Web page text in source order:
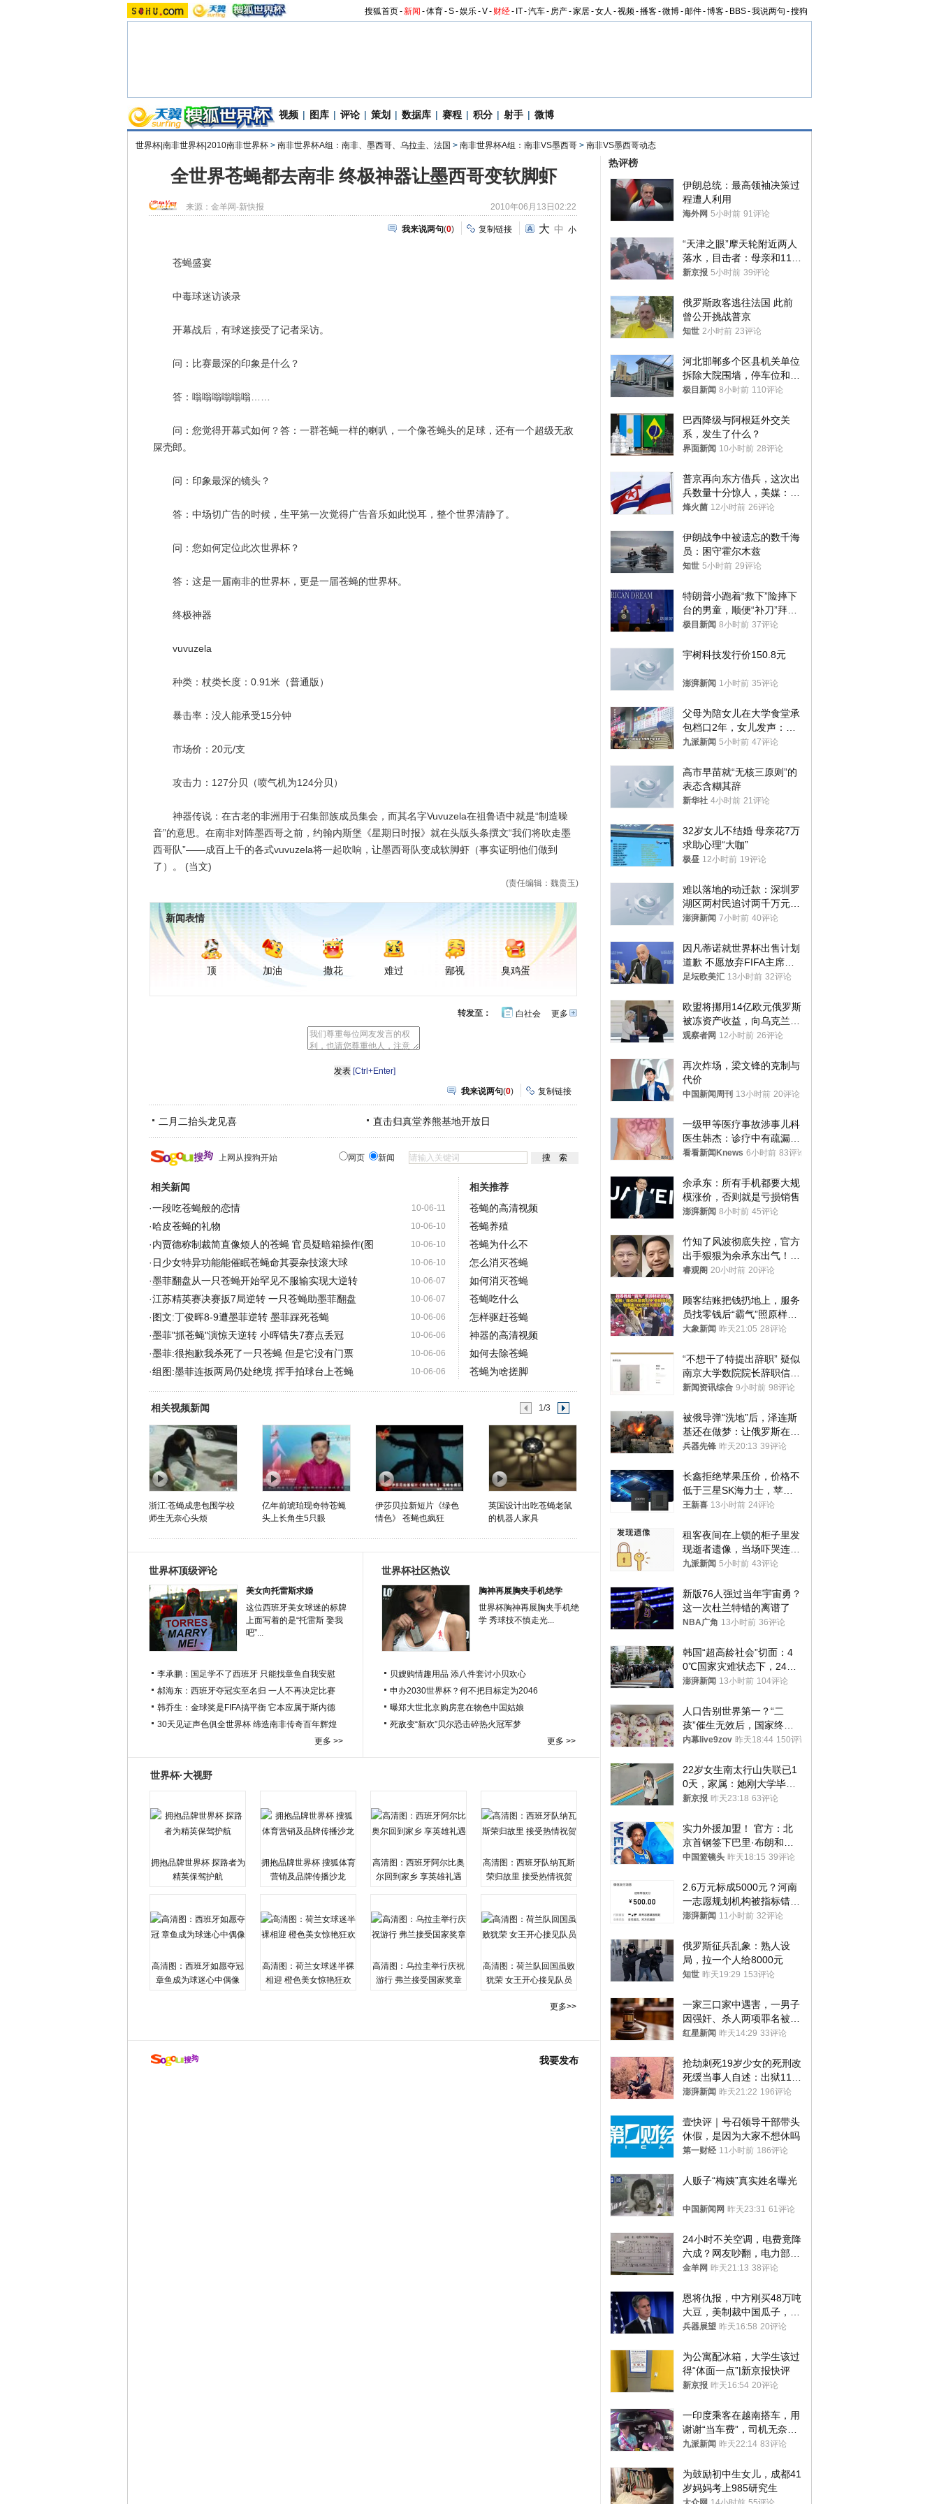
搜狐首页-新闻 -体育-S-娱乐-V- 财经- IT-汽车- 房产-家居-女人 -视频-播客-微博-邮件-博客- BBS-我说两句 -搜狗
视频 | 图库 | 评论 | 策划 | 数据库 | 赛程 | 积分 | 射手 | 微博
世界杯|南非世界杯|2010南非世界杯 > 南非世界杯A组：南非、墨西哥、乌拉圭、法国 > 南非世界杯A组：南非VS墨西哥 > 南非VS墨西哥动态
全世界苍蝇都去南非 终极神器让墨西哥变软脚虾
来源： 金羊网-新快报 2010年06月13日02:22
我来说两句(0) 复制链接 大 中 小
苍蝇盛宴
中毒球迷访谈录
开幕战后，有球迷接受了记者采访。
问：比赛最深的印象是什么？
答：嗡嗡嗡嗡嗡嗡……
问：您觉得开幕式如何？答：一群苍蝇一样的喇叭，一个像苍蝇头的足球，还有一个超级无敌
屎壳郎。
问：印象最深的镜头？
答：中场切广告的时候，生平第一次觉得广告音乐如此悦耳，整个世界清静了。
问：您如何定位此次世界杯？
答：这是一届南非的世界杯，更是一届苍蝇的世界杯。
终极神器
vuvuzela
种类：杖类长度：0.91米（普通版）
暴击率：没人能承受15分钟
市场价：20元/支
攻击力：127分贝（喷气机为124分贝）
神器传说：在古老的非洲用于召集部族成员集会，而其名字Vuvuzela在祖鲁语中就是“制造噪
音”的意思。在南非对阵墨西哥之前，约翰内斯堡《星期日时报》就在头版头条撰文“我们将吹走墨
西哥队”——成百上千的各式vuvuzela将一起吹响，让墨西哥队变成软脚虾（事实证明他们做到
了）。 (当文)
(责任编辑：魏贵玉)
新闻表情
顶 加油 撒花 难过 鄙视 臭鸡蛋
更多开
转发至： 白社会
[Ctrl+Enter]
我来说两句(0) 复制链接
二月二抬头龙见喜 直击归真堂养熊基地开放日
上网从搜狗开始 网页 新闻
相关新闻
10-06-11
·一段吃苍蝇般的恋情
10-06-10
·哈皮苍蝇的礼物
10-06-10
·内贾德称制裁简直像烦人的苍蝇 官员疑暗箱操作(图
10-06-10
· 日少女特异功能能催眠苍蝇命其耍杂技滚大球
10-06-07
·墨菲翻盘从一只苍蝇开始罕见不服输实现大逆转
10-06-07
·江苏精英赛决赛扳7局逆转 一只苍蝇助墨菲翻盘
10-06-06
· 图文:丁俊晖8-9遭墨菲逆转 墨菲踩死苍蝇
10-06-06
·墨菲"抓苍蝇"演惊天逆转 小晖错失7赛点丢冠
10-06-06
·墨菲:很抱歉我杀死了一只苍蝇 但是它没有门票
10-06-06
·组图:墨菲连扳两局仍处绝境 挥手拍球台上苍蝇
相关推荐
苍蝇的高清视频
苍蝇养殖
苍蝇为什么不
怎么消灭苍蝇
如何消灭苍蝇
苍蝇吃什么
怎样驱赶苍蝇
神器的高清视频
如何去除苍蝇
苍蝇为啥搓脚
相关视频新闻 1/3
浙江:苍蝇成患包围学校
师生无奈心头烦
亿年前琥珀现奇特苍蝇
头上长角生5只眼
伊莎贝拉新短片《绿色
情色》 苍蝇也疯狂
英国设计出吃苍蝇老鼠
的机器人家具
世界杯顶级评论
美女向托雷斯求婚
这位西班牙美女球迷的标牌
上面写着的是“托雷斯 娶我
吧”...
李承鹏：国足学不了西班牙 只能找章鱼自我安慰
郝海东：西班牙夺冠实至名归 一人不再决定比赛
韩乔生：金球奖是FIFA搞平衡 它本应属于斯内德
30天见证声色俱全世界杯 缔造南非传奇百年辉煌
更多 >>
世界杯社区热议
胸神再展胸夹手机绝学
世界杯胸神再展胸夹手机绝
学 秀球技不慎走光...
贝嫂购情趣用品 添八件套讨小贝欢心
申办2030世界杯？何不把目标定为2046
曝郑大世北京购房意在物色中国姑娘
死敌变“新欢”贝尔恐击碎热火冠军梦
更多 >>
世界杯·大视野
拥抱品牌世界杯 探路者为
精英保驾护航
拥抱品牌世界杯 搜狐体育
营销及品牌传播沙龙
高清图：西班牙阿尔比奥
尔回到家乡 享英雄礼遇
高清图：西班牙队纳瓦斯
荣归故里 接受热情祝贺
高清图：西班牙如愿夺冠
章鱼成为球迷心中偶像
高清图：荷兰女球迷半裸
相迎 橙色美女惊艳狂欢
高清图：乌拉圭举行庆祝
游行 弗兰接受国家奖章
高清图：荷兰队回国虽败
犹荣 女王开心接见队员
更多>>
我要发布
热评榜
伊朗总统：最高领袖决策过
程遭人利用
海外网 5小时前 91评论
“天津之眼”摩天轮附近两人
落水，目击者：母亲和11岁
儿子先后被打捞上岸
新京报 5小时前 39评论
俄罗斯政客逃往法国 此前
曾公开挑战普京
知世 2小时前 23评论
河北邯郸多个区县机关单位
拆除大院围墙，停车位和厕
所免费开放，当地多部门回
极目新闻 8小时前 110评论
巴西降级与阿根廷外交关
系，发生了什么？
界面新闻 10小时前 28评论
普京再向东方借兵，这次出
兵数量十分惊人，美媒：俄
朝要动真格？
烽火菌 12小时前 26评论
伊朗战争中被遗忘的数千海
员：困守霍尔木兹
知世 5小时前 29评论
特朗普小跑着“救下”险摔下
台的男童，顺便“补刀”拜
登：“我可不想他像拜登一
极目新闻 8小时前 37评论
宇树科技发行价150.8元
澎湃新闻 1小时前 35评论
父母为陪女儿在大学食堂承
包档口2年，女儿发声：初
衷是为了陪伴，毕业后将不
九派新闻 5小时前 47评论
高市早苗就“无核三原则”的
表态含糊其辞
新华社 4小时前 21评论
32岁女儿不结婚 母亲花7万
求助心理“大咖”
极昼 12小时前 19评论
难以落地的动迁款：深圳罗
湖区两村民追讨两千万元动
迁款八年未果
澎湃新闻 7小时前 40评论
因凡蒂诺就世界杯出售计划
道歉 不愿放弃FIFA主席职
位
足坛欧美汇 13小时前 32评论
欧盟将挪用14亿欧元俄罗斯
被冻资产收益，向乌克兰提
供援助
观察者网 12小时前 26评论
再次炸场，梁文锋的克制与
代价
中国新闻周刊 13小时前 20评论
一级甲等医疗事故涉事儿科
医生韩杰：诊疗中有疏漏，
我认错，但不能认罪
看看新闻Knews 6小时前 83评论
余承东：所有手机都要大规
模涨价，否则就是亏损销售
澎湃新闻 8小时前 45评论
竹知了风波彻底失控，官方
出手狠狠为余承东出气！雷
军果然没说错
睿观阁 20小时前 20评论
顾客结账把钱扔地上，服务
员找零钱后“霸气”照原样扔
回去
大象新闻 昨天21:05 28评论
“不想干了特提出辞职” 疑似
南京大学数院院长辞职信流
传 院方回应
新闻资讯综合 9小时前 98评论
被俄导弹“洗地”后，泽连斯
基还在做梦：让俄罗斯在冬
季前求和？
兵器先锋 昨天20:13 39评论
长鑫拒绝苹果压价，价格不
低于三星SK海力士，苹果
失去了议价权
王新喜 13小时前 24评论
租客夜间在上锁的柜子里发
现逝者遗像，当场吓哭连夜
搬离，房东退还押金
九派新闻 5小时前 43评论
新版76人强过当年宇宙勇？
这一次杜兰特错的离谱了
NBA广角 13小时前 36评论
韩国“超高龄社会”切面：4
0℃国家灾难状态下，2400
名首尔老人还在巷子里收废
澎湃新闻 13小时前 104评论
人口告别世界第一？“二
孩”催生无效后，国家终于
向住房出手了！
内幕live9zov 昨天18:44 150评论
22岁女生南太行山失联已1
0天，家属：她刚大学毕业
想到山里旅行
新京报 昨天23:18 63评论
实力外援加盟！ 官方：北
京首钢签下巴里·布朗和桑
普森
中国篮镜头 昨天18:15 39评论
2.6万元标成5000元？河南
一志愿规划机构被指标错学
费致考生复读
澎湃新闻 11小时前 32评论
俄罗斯征兵乱象：熟人设
局，拉一个人给8000元
知世 昨天19:29 153评论
一家三口家中遇害，一男子
因强奸、杀人两项罪名被判
死缓 最高检介入后改判无
红星新闻 昨天14:29 33评论
抢劫刺死19岁少女的死刑改
死缓当事人自述：出狱11年
间始终刻意躲避被害人家属
澎湃新闻 昨天21:22 196评论
壹快评｜号召领导干部带头
休假，是因为大家不想休吗
第一财经 11小时前 186评论
人贩子“梅姨”真实姓名曝光
中国新闻网 昨天23:31 61评论
24小时不关空调，电费竟降
六成？网友吵翻，电力部门
回应→
金羊网 昨天21:13 38评论
恩将仇报，中方刚买48万吨
大豆，美制裁中国瓜子，布
林肯措辞变了
兵器展望 昨天16:58 20评论
为公寓配冰箱，大学生该过
得“体面一点”|新京报快评
新京报 昨天16:54 20评论
一印度乘客在越南搭车，用
谢谢“当车费”，司机无奈发
笑；印度网友：不代表印度
九派新闻 昨天22:14 83评论
为鼓励初中生女儿，成都41
岁妈妈考上985研究生